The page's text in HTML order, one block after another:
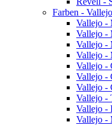
Farben - Vallejo
Vallejo -
Vallejo -
Vallejo -
Vallejo -
Vallejo -
Vallejo -
Vallejo -
Vallejo -
Vallejo -
Vallejo -